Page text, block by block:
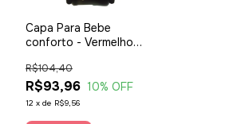
Capa Para Bebe
conforto - Vermelho
R$93,96
R$104,40
10% OFF
12 xde R$9,56